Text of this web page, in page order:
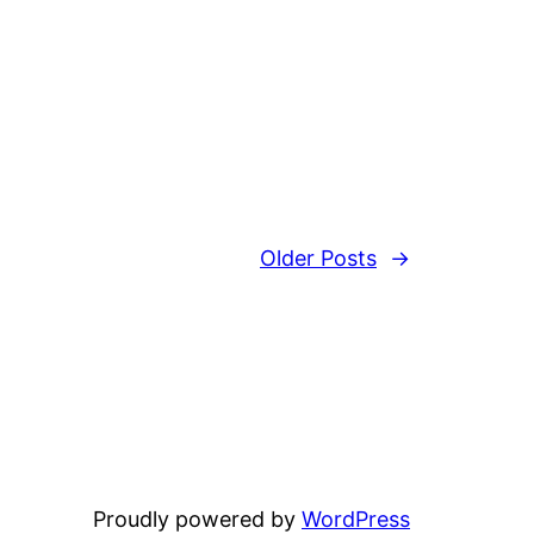
Older Posts →
Proudly powered by WordPress